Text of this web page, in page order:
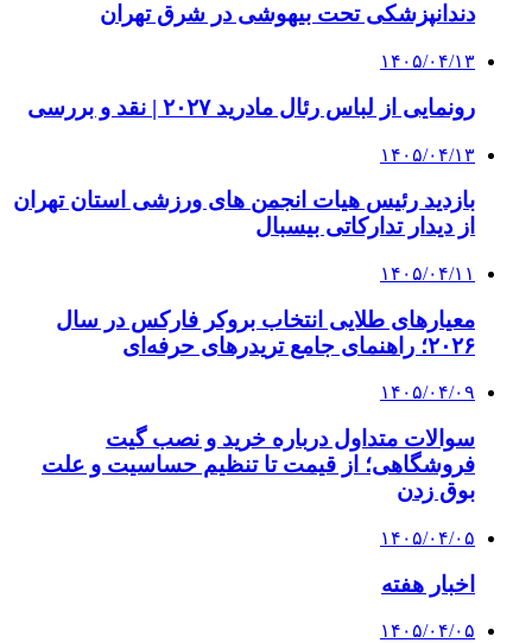
دندانپزشکی تحت بیهوشی در شرق تهران
۱۴۰۵/۰۴/۱۳
رونمایی از لباس رئال مادرید ۲۰۲۷ | نقد و بررسی
۱۴۰۵/۰۴/۱۳
بازدید رئیس هیات انجمن های ورزشی استان تهران
از دیدار تدارکاتی بیسبال
۱۴۰۵/۰۴/۱۱
معیارهای طلایی انتخاب بروکر فارکس در سال
۲۰۲۶؛ راهنمای جامع تریدرهای حرفه‌ای
۱۴۰۵/۰۴/۰۹
سوالات متداول درباره خرید و نصب گیت
فروشگاهی؛ از قیمت تا تنظیم حساسیت و علت
بوق زدن
۱۴۰۵/۰۴/۰۵
اخبار هفته
۱۴۰۵/۰۴/۰۵